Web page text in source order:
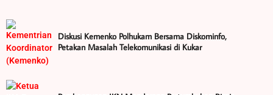
Diskusi Kemenko Polhukam Bersama Diskominfo,
Petakan Masalah Telekomunikasi di Kukar